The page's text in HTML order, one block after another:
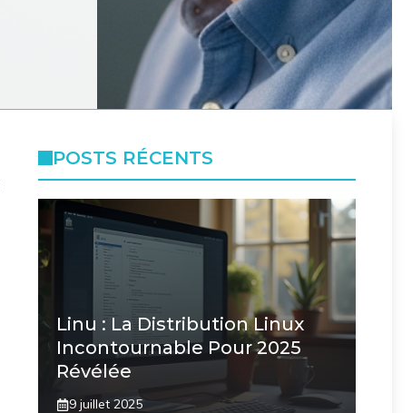
POSTS RÉCENTS
Linu : La Distribution Linux
Incontournable Pour 2025
Révélée
9 juillet 2025